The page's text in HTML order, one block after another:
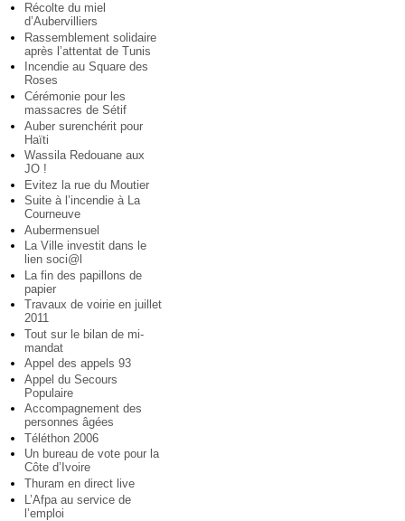
Récolte du miel
d’Aubervilliers
Rassemblement solidaire
après l’attentat de Tunis
Incendie au Square des
Roses
Cérémonie pour les
massacres de Sétif
Auber surenchérit pour
Haïti
Wassila Redouane aux
JO !
Evitez la rue du Moutier
Suite à l’incendie à La
Courneuve
Aubermensuel
La Ville investit dans le
lien soci@l
La fin des papillons de
papier
Travaux de voirie en juillet
2011
Tout sur le bilan de mi-
mandat
Appel des appels 93
Appel du Secours
Populaire
Accompagnement des
personnes âgées
Téléthon 2006
Un bureau de vote pour la
Côte d’Ivoire
Thuram en direct live
L’Afpa au service de
l’emploi